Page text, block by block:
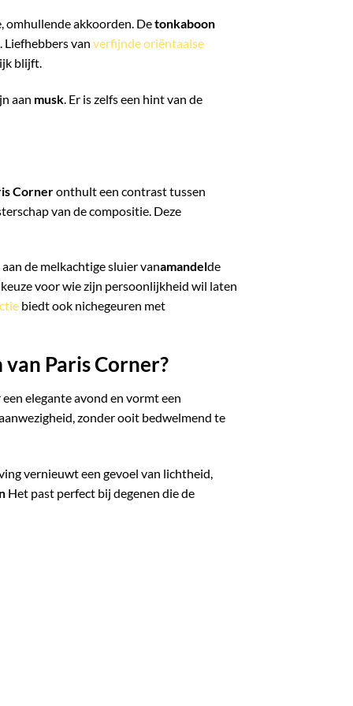
omhullende akkoorden. Detonkaboon
Liefhebbers van verfijnde oriëntaalse
blijft.
aan musk. Er is zelfs een hint van de
Corneronthult een contrast tussen
van de compositie. Deze
de melkachtige sluier vanamandelde
voor wie zijn persoonlijkheid wil laten
biedt ook nichegeuren met
Paris Corner?
elegante avond en vormt een
zonder ooit bedwelmend te
vernieuwt een gevoel van lichtheid,
Het past perfect bij degenen die de